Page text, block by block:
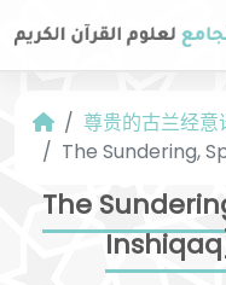
尊贵的古兰经意
The Sundering,
The